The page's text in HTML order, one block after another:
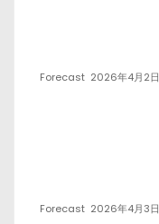
Forecast 2026年4月2日
Forecast 2026年4月3日